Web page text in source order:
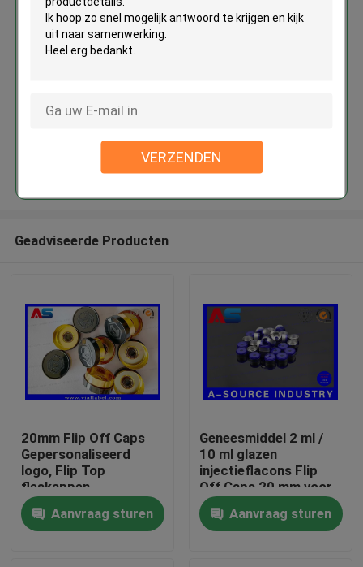
VERZENDEN
Huis
Producten
20mm het Plastic Embleem van
Aluminiumflip off cap with
Doorgaan
Geadviseerde Producten
20mm Flip Off Caps
Gepersonaliseerd
logo, Flip Top
fleskappen
gegraveerd Custom
logo MOQ 30000pcs
Aanvraag sturen
Geneesmiddel 2 ml /
10 ml glazen
injectieflacons Flip
Off Caps 20 mm voor
orale oplossing /
infusie kleine glazen
fles
Aanvraag sturen